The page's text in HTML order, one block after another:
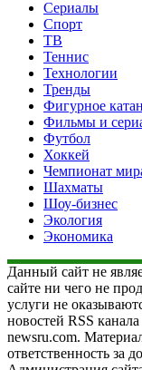
Сериалы
Спорт
ТВ
Теннис
Технологии
Тренды
Фигурное
Фильмы и
Футбол
Хоккей
Чемпионат
Шахматы
Шоу-бизнес
Экология
Экономика
Данный сайт не
сайте ни чего не
услуги не
новостей RSS
newsru.com.
ответственность за